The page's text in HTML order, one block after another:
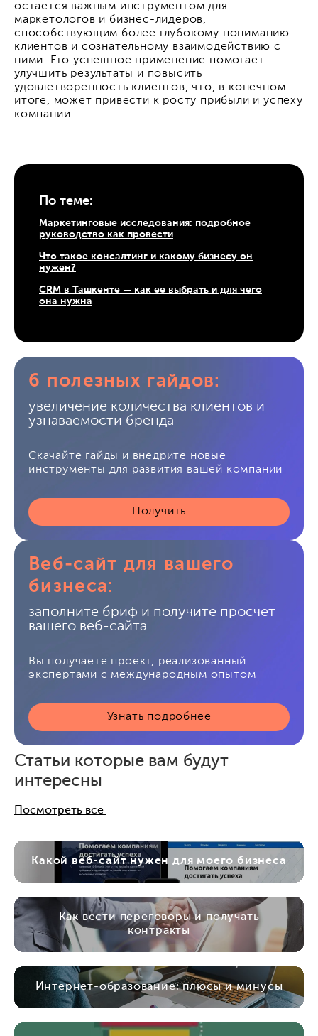
остается важным инструментом для
маркетологов и бизнес-лидеров,
способствующим более глубокому пониманию
клиентов и сознательному взаимодействию с
ними. Его успешное применение помогает
улучшить результаты и повысить
удовлетворенность клиентов, что, в конечном
итоге, может привести к росту прибыли и успеху
компании.
По теме:
Маркетинговые исследования: подробное
руководство как провести
Что такое консалтинг и какому бизнесу он
нужен?
CRM в Ташкенте — как ее выбрать и для чего
она нужна
6 полезных гайдов:
увеличение количества клиентов и
узнаваемости бренда
Скачайте гайды и внедрите новые
инструменты для развития вашей компании
Получить
Веб-сайт для вашего
бизнеса:
заполните бриф и получите просчет
вашего веб-сайта
Вы получаете проект, реализованный
экспертами с международным опытом
Узнать подробнее
Статьи которые вам будут
интересны
Посмотреть все
Какой веб-сайт нужен для моего бизнеса
Как вести переговоры и получать
контракты
Интернет-образование: плюсы и минусы